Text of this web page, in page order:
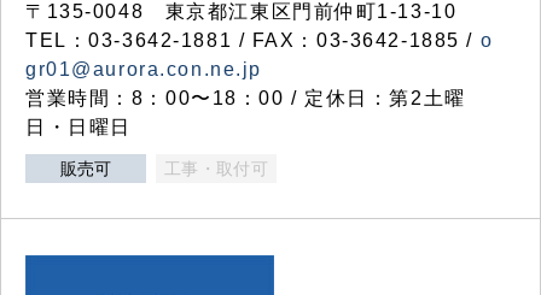
〒135-0048 東京都江東区門前仲町1-13-10
TEL：03-3642-1881 / FAX：03-3642-1885 / o
gr01@aurora.con.ne.jp
営業時間：8：00〜18：00 / 定休日：第2土曜
日・日曜日
販売可 工事・取付可